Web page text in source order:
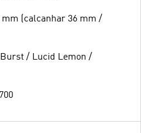
(calcanhar 36 mm /
/ Lucid Lemon /